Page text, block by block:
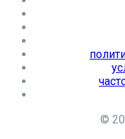
©